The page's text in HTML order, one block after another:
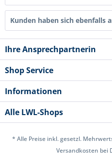
Kunden haben sich ebenfalls
Ihre Ansprechpartnerin
Shop Service
Informationen
Alle LWL-Shops
* Alle Preise inkl. gesetzl.
Versandkosten bei